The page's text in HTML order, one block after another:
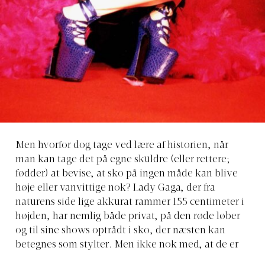
Men hvorfor dog tage ved lære af historien, når
man kan tage det på egne skuldre (eller rettere;
fødder) at bevise, at sko på ingen måde kan blive
høje eller vanvittige nok? Lady Gaga, der fra
naturens side lige akkurat rammer 155 centimeter i
højden, har nemlig både privat, på den røde løber
og til sine shows optrådt i sko, der næsten kan
betegnes som stylter. Men ikke nok med, at de er